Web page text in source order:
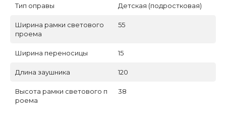
Тип оправы Детская (подростковая)
Ширина рамки светового
проема
55
Ширина переносицы 15
Длина заушника 120
Высота рамки светового п
роема
38